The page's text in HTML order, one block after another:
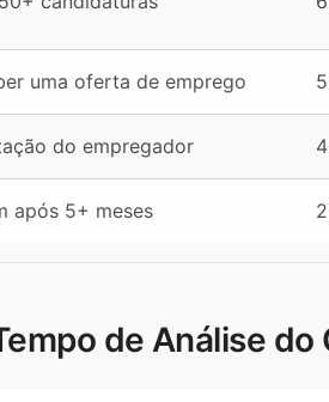
uma oferta de emprego
do empregador
após 5+ meses
de Análise do